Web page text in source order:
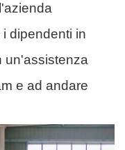
dipendenti in
un'assistenza
e ad andare